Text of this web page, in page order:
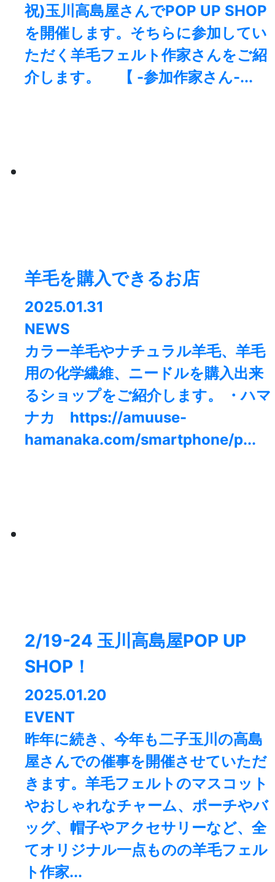
祝)玉川高島屋さんでPOP UP SHOP
を開催します。そちらに参加してい
ただく羊毛フェルト作家さんをご紹
介します。 【 -参加作家さん-...
羊毛を購入できるお店
2025.01.31
NEWS
カラー羊毛やナチュラル羊毛、羊毛
用の化学繊維、ニードルを購入出来
るショップをご紹介します。 ・ハマ
ナカ https://amuuse-
hamanaka.com/smartphone/p...
2/19-24 玉川高島屋POP UP
SHOP！
2025.01.20
EVENT
昨年に続き、今年も二子玉川の高島
屋さんでの催事を開催させていただ
きます。羊毛フェルトのマスコット
やおしゃれなチャーム、ポーチやバ
ッグ、帽子やアクセサリーなど、全
てオリジナル一点ものの羊毛フェル
ト作家...